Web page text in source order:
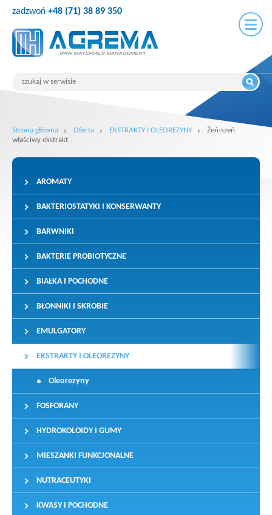
zadzwoń +48 (71) 38 89 350
Strona główna Oferta EKSTRAKTY I OLEOREZYNY
Żeń-szeń
właściwy ekstrakt
AROMATY
BAKTERIOSTATYKI I KONSERWANTY
BARWNIKI
BAKTERIE PROBIOTYCZNE
BIAŁKA I POCHODNE
BŁONNIKI I SKROBIE
EMULGATORY
EKSTRAKTY I OLEOREZYNY
Oleorezyny
FOSFORANY
HYDROKOLOIDY I GUMY
MIESZANKI FUNKCJONALNE
NUTRACEUTYKI
KWASY I POCHODNE